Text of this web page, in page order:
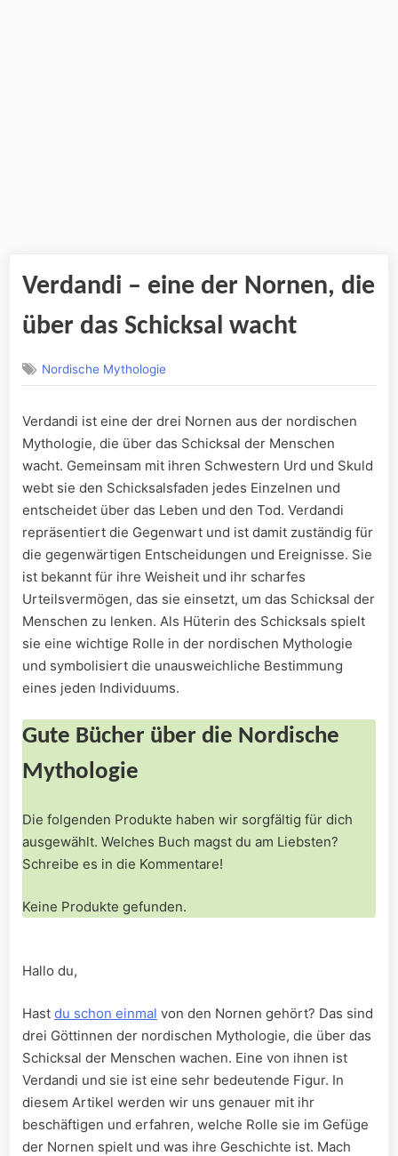
Verdandi – eine der Nornen, die
über das Schicksal wacht
Nordische Mythologie
Verdandi ist eine der drei Nornen aus der nordischen
Mythologie, die über das Schicksal der Menschen
wacht. Gemeinsam mit ihren Schwestern Urd und Skuld
webt sie den Schicksalsfaden jedes Einzelnen und
entscheidet über das Leben und den Tod. Verdandi
repräsentiert die Gegenwart und ist damit zuständig für
die gegenwärtigen Entscheidungen und Ereignisse. Sie
ist bekannt für ihre Weisheit und ihr scharfes
Urteilsvermögen, das sie einsetzt, um das Schicksal der
Menschen zu lenken. Als Hüterin des Schicksals spielt
sie eine wichtige Rolle in der nordischen Mythologie
und symbolisiert die unausweichliche Bestimmung
eines jeden Individuums.
Gute Bücher über die Nordische
Mythologie
Die folgenden Produkte haben wir sorgfältig für dich
ausgewählt. Welches Buch magst du am Liebsten?
Schreibe es in die Kommentare!
Keine Produkte gefunden.
Hallo du,
Hast du schon einmal von den Nornen gehört? Das sind
drei Göttinnen der nordischen Mythologie, die über das
Schicksal der Menschen wachen. Eine von ihnen ist
Verdandi und sie ist eine sehr bedeutende Figur. In
diesem Artikel werden wir uns genauer mit ihr
beschäftigen und erfahren, welche Rolle sie im Gefüge
der Nornen spielt und was ihre Geschichte ist. Mach